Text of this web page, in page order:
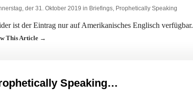
der 31. Oktober 2019 in Briefings, Prophetically Speaking
ist der Eintrag nur auf Amerikanisches Englisch verfügbar.
This Article →
Speaking…